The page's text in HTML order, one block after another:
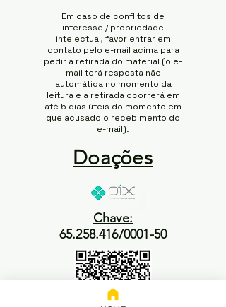
Em caso de conflitos de
interesse / propriedade
intelectual, favor entrar em
contato pelo e-mail acima para
pedir a retirada do material (o e-
mail terá resposta não
automática no momento da
leitura e a retirada ocorrerá em
até 5 dias úteis do momento em
que acusado o recebimento do
e-mail).
Doações
Chave:
65.258.416/0001-50